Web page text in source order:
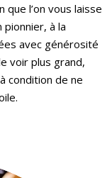
l’on vous laisse
à la
avec générosité
voir plus grand,
condition de ne